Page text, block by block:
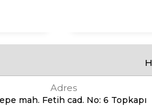
Adres
mah. Fetih cad. No: 6 Topkapı